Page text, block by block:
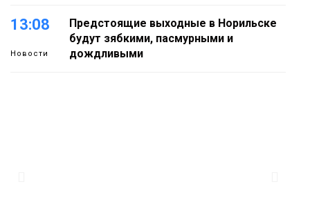
13:08
Новости
Предстоящие выходные в Норильске
будут зябкими, пасмурными и
дождливыми